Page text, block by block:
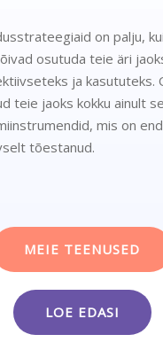
MEIE TEENUSED
LOE EDASI
on palju,
osutuda teie äri
ja kasututeks.
teie jaoks kokku ainult
mis on end
tõestanud.